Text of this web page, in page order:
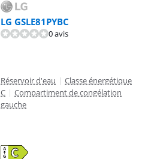
LG GSLE81PYBC
0 avis
Réservoir d'eau | Classe énergétique
C | Compartiment de congélation
gauche